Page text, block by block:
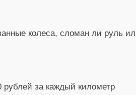
колеса, сломан ли руль
рублей за каждый километр